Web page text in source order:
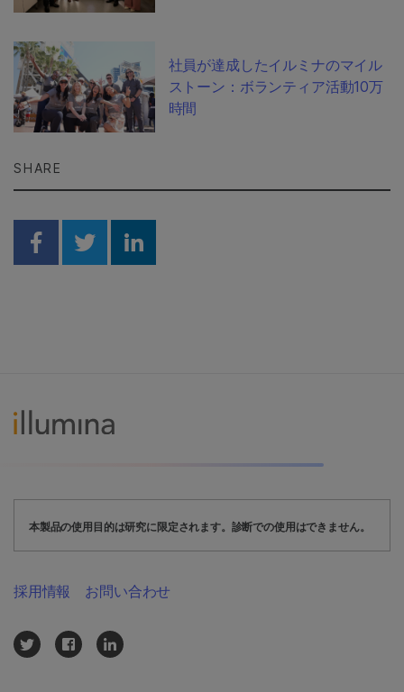
社員が達成したイルミナのマイル
ストーン：ボランティア活動10万
時間
SHARE
Share on Facebook
Share on Twitter
Share on Linkedin
本製品の使用目的は研究に限定されます。診断での使用はできません。
採用情報 お問い合わせ